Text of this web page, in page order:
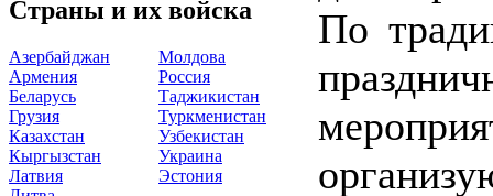
Страны и их войска
Азербайджан
Армения
Беларусь
Грузия
Казахстан
Кыргызстан
Латвия
Молдова
Россия
Таджикистан
Туркменистан
Узбекистан
Украина
Эстония
По